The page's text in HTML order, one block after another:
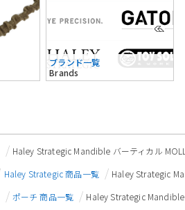
ブランド一覧
Brands
Haley Strategic Mandible バーティカル
Haley Strategic 商品一覧
Haley Strategic
ポーチ 商品一覧
Haley Strategic Mandible